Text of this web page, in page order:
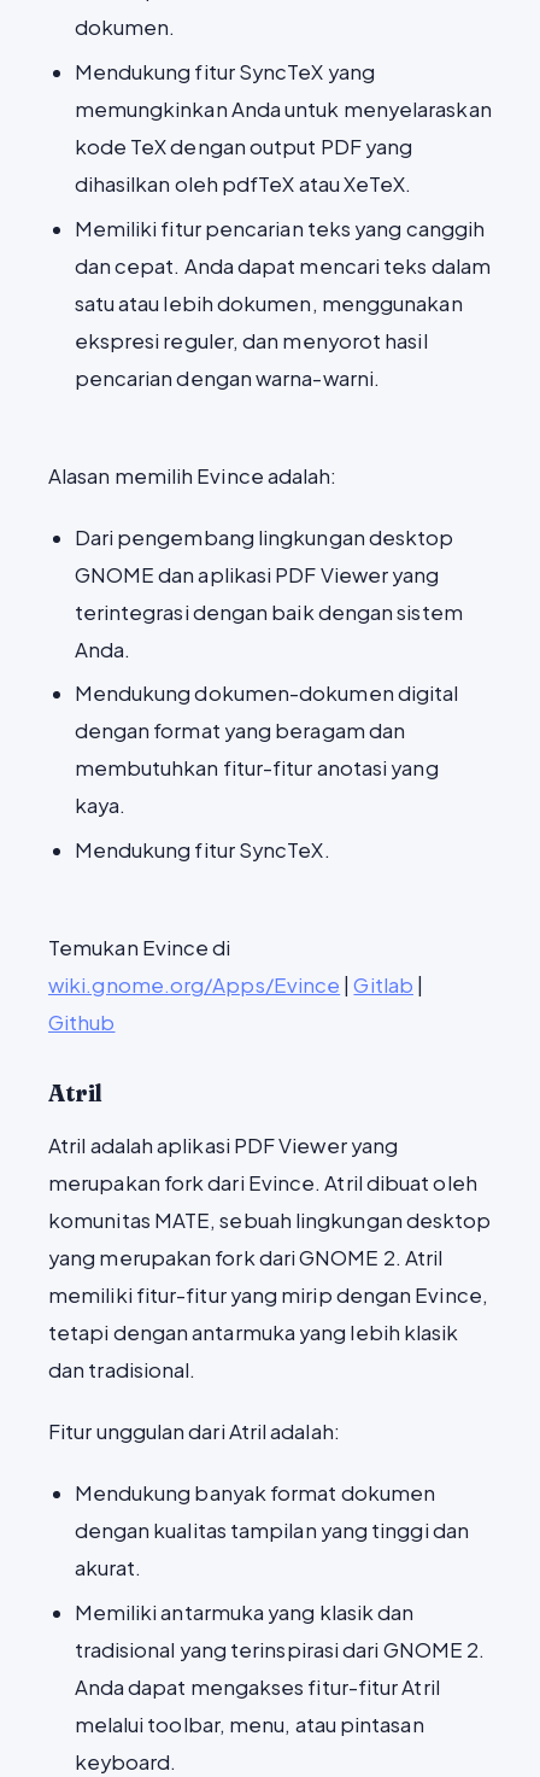
dokumen.
Mendukung fitur SyncTeX yang
memungkinkan Anda untuk menyelaraskan
kode TeX dengan output PDF yang
dihasilkan oleh pdfTeX atau XeTeX.
Memiliki fitur pencarian teks yang canggih
dan cepat. Anda dapat mencari teks dalam
satu atau lebih dokumen, menggunakan
ekspresi reguler, dan menyorot hasil
pencarian dengan warna-warni.
Alasan memilih Evince adalah:
Dari pengembang lingkungan desktop
GNOME dan aplikasi PDF Viewer yang
terintegrasi dengan baik dengan sistem
Anda.
Mendukung dokumen-dokumen digital
dengan format yang beragam dan
membutuhkan fitur-fitur anotasi yang
kaya.
Mendukung fitur SyncTeX.
Temukan Evince di
wiki.gnome.org/Apps/Evince |Gitlab
Github
Atril
Atril adalah aplikasi PDF Viewer yang
merupakan fork dari Evince. Atril dibuat oleh
komunitas MATE, sebuah lingkungan desktop
yang merupakan fork dari GNOME 2. Atril
memiliki fitur-fitur yang mirip dengan Evince,
tetapi dengan antarmuka yang lebih klasik
dan tradisional.
Fitur unggulan dari Atril adalah:
Mendukung banyak format dokumen
dengan kualitas tampilan yang tinggi dan
akurat.
Memiliki antarmuka yang klasik dan
tradisional yang terinspirasi dari GNOME 2.
Anda dapat mengakses fitur-fitur Atril
melalui toolbar, menu, atau pintasan
keyboard.